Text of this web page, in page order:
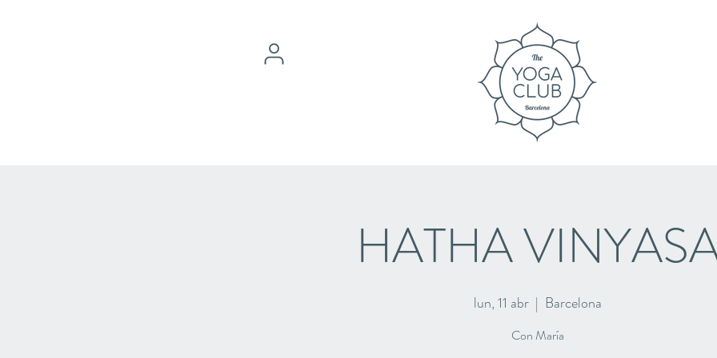
HATHA
lun, 11 abr
  |
Barcelona
Con María